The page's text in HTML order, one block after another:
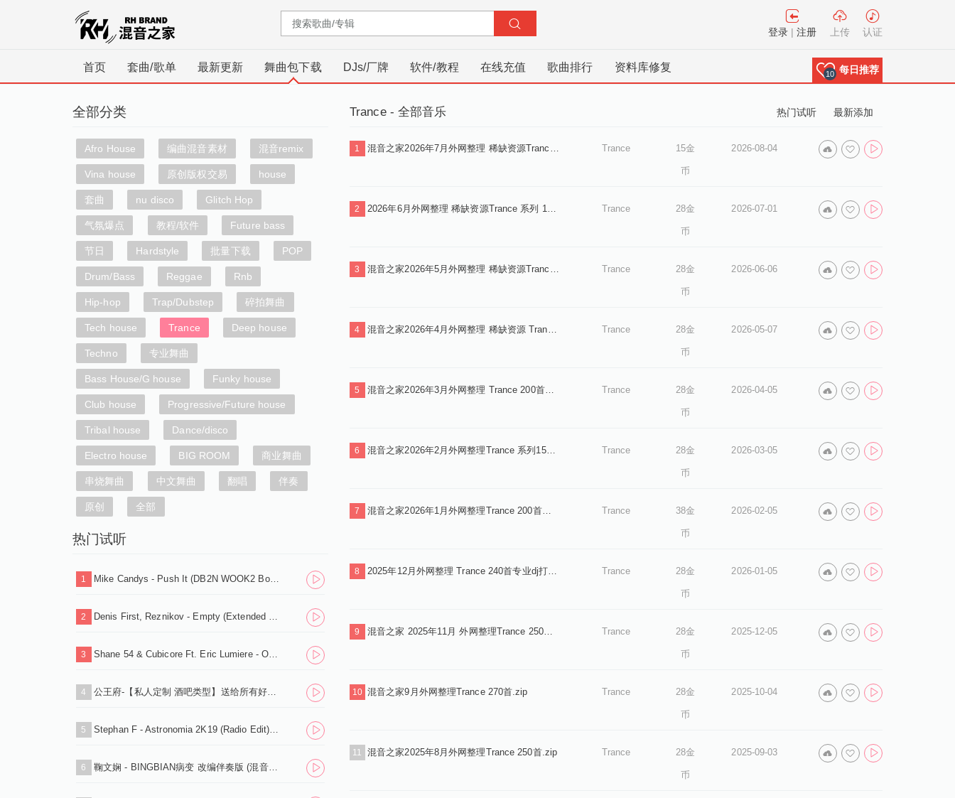
登录 |注册 上传 认证
首页 套曲/歌单 最新更新 舞曲包下载 DJs/厂牌 软件/教程 在线充值 歌曲排行 资料库修复
10 每日推荐
全部分类
Afro House 编曲混音素材 混音remix
Vina house 原创版权交易 house
套曲 nu disco Glitch Hop
气氛爆点 教程/软件 Future bass
节日 Hardstyle 批量下载 POP
Drum/Bass Reggae Rnb
Hip-hop Trap/Dubstep 碎拍舞曲
Tech house Trance Deep house
Techno 专业舞曲
Bass House/G house Funky house
Club house Progressive/Future house
Tribal house Dance/disco
Electro house BIG ROOM 商业舞曲
串烧舞曲 中文舞曲 翻唱 伴奏
原创 全部
热门试听
1 Mike Candys - Push It (DB2N WOOK2 Bounce Edit).mp3
2 Denis First, Reznikov - Empty (Extended Mix).mp3
3 Shane 54 & Cubicore Ft. Eric Lumiere - Out Of Time (Sagan Extended Remix).mp3
4 公王府-【私人定制 酒吧类型】送给所有好友，
5 Stephan F - Astronomia 2K19 (Radio Edit).mp3
6 鞠文娴 - BINGBIAN病变 改编伴奏版 (混音之家 REMIX)
热门试听 最新添加
Trance - 全部音乐
1 混音之家2026年7月外网整理 稀缺资源Trance系列 130首 独家首发.zip Trance 15金
币
2026-08-04
2 2026年6月外网整理 稀缺资源Trance 系列 160首 独家首发.zip Trance 28金
币
2026-07-01
3 混音之家2026年5月外网整理 稀缺资源Trance 系列 160首 独家首发.zip Trance 28金
币
2026-06-06
4 混音之家2026年4月外网整理 稀缺资源 Trance 160首 独家首发.zip Trance 28金
币
2026-05-07
5 混音之家2026年3月外网整理 Trance 200首专业DJ打碟歌单.zip Trance 28金
币
2026-04-05
6 混音之家2026年2月外网整理Trance 系列150首专业dj打碟歌单.zip Trance 28金
币
2026-03-05
7 混音之家2026年1月外网整理Trance 200首专业dj打碟单曲包.zip Trance 38金
币
2026-02-05
8 2025年12月外网整理 Trance 240首专业dj打碟音乐包 .zip Trance 28金
币
2026-01-05
9 混音之家 2025年11月 外网整理Trance 250首专业dj打碟音乐包.zip Trance 28金
币
2025-12-05
10 混音之家9月外网整理Trance 270首.zip Trance 28金
币
2025-10-04
11 混音之家2025年8月外网整理Trance 250首.zip Trance 28金
币
2025-09-03